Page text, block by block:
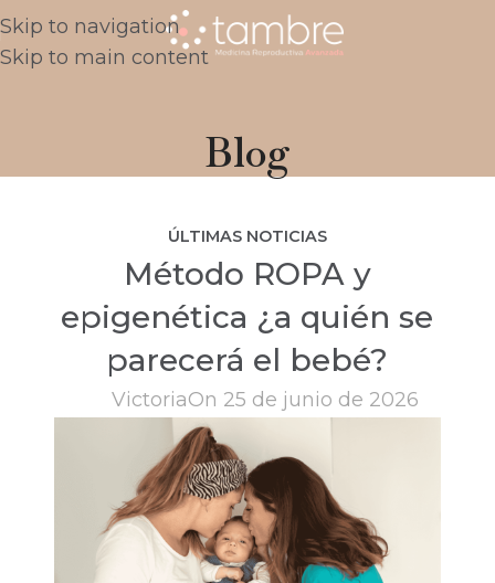
Skip to navigation
Skip to main content
Blog
ÚLTIMAS NOTICIAS
Método ROPA y
epigenética ¿a quién se
parecerá el bebé?
VictoriaOn 25 de junio de 2026